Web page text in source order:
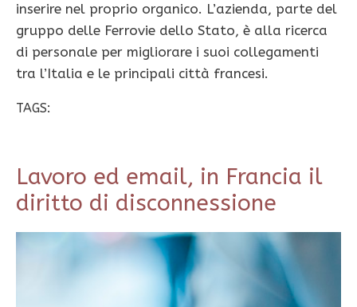
inserire nel proprio organico. L’azienda, parte del
gruppo delle Ferrovie dello Stato, è alla ricerca
di personale per migliorare i suoi collegamenti
tra l’Italia e le principali città francesi.
TAGS:
Lavoro ed email, in Francia il
diritto di disconnessione